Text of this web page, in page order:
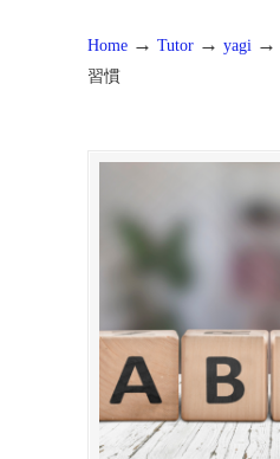
Home → Tutor → yagi →
習慣